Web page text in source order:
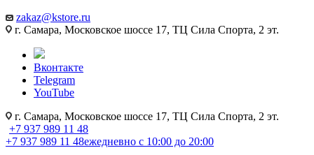
zakaz@kstore.ru
г. Самара, Московское шоссе 17, ТЦ Сила Спорта, 2 эт.
Вконтакте
Telegram
YouTube
г. Самара, Московское шоссе 17, ТЦ Сила Спорта, 2 эт.
+7 937 989 11 48
+7 937 989 11 48ежедневно с 10:00 до 20:00